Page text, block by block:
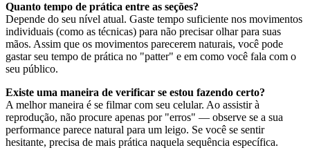
Quanto tempo de prática entre as seções?
Depende do seu nível atual. Gaste tempo suficiente nos movimentos
individuais (como as técnicas) para não precisar olhar para suas
mãos. Assim que os movimentos parecerem naturais, você pode
gastar seu tempo de prática no "patter" e em como você fala com o
seu público.
Existe uma maneira de verificar se estou fazendo certo?
A melhor maneira é se filmar com seu celular. Ao assistir à
reprodução, não procure apenas por "erros" — observe se a sua
performance parece natural para um leigo. Se você se sentir
hesitante, precisa de mais prática naquela sequência específica.